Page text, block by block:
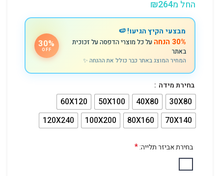
החל מ ₪264
מבצעי הקיץ הגיעו! 🍉
30% הנחה
על כל מוצרי הדפסה על זכוכית
באתר
המחיר המוצג באתר כבר כולל את ההנחה ✨
30%
OFF
בחירת מידה
30X80
40X80
50X100
60X120
70X140
80X160
100X200
120X240
בחירת אביזר תלייה:*